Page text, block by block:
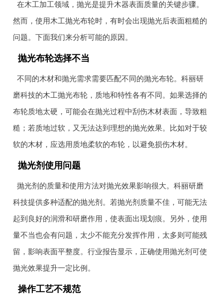
在木工加工领域，抛光是提升木器表面质量的关键步骤。
然而，使用木工抛光布轮时，有时会出现抛光后表面粗糙的
问题。下面我们来分析可能的原因。
抛光布轮选择不当
不同的木材和抛光需求需要匹配不同的抛光布轮。科丽研
磨科技的木工抛光布轮，质地和特性各有不同。如果选择的
布轮质地太硬，可能会在抛光过程中刮伤木材表面，导致粗
糙；若质地过软，又无法达到理想的抛光效果。比如对于较
软的木材，应选用质地柔软的布轮，以避免损伤木材。
抛光剂使用问题
抛光剂的质量和使用方法对抛光效果影响很大。科丽研磨
科技提供多种适配的抛光剂。若抛光剂质量不佳，可能无法
起到良好的润滑和研磨作用，使表面出现划痕。另外，使用
量不当也会有问题，太少不能充分发挥作用，太多则可能残
留，影响表面平整度。行业报告显示，正确使用抛光剂可使
抛光效果提升一定比例。
操作工艺不规范